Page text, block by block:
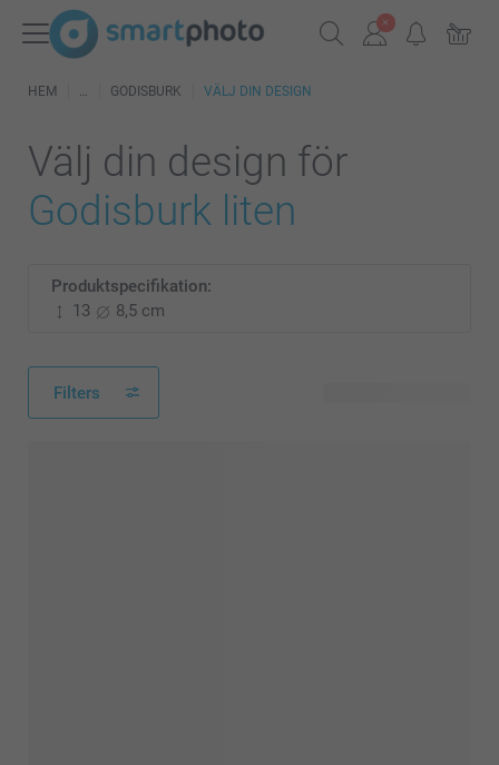
HEM GODISBURK VÄLJ DIN DESIGN
Välj din design för
Godisburk liten
Produktspecifikation:
13
8,5 cm
Filters